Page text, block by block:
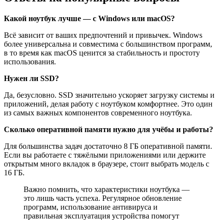
Какой ноутбук лучше — с Windows или macOS?
Всё зависит от ваших предпочтений и привычек. Windows
более универсальна и совместима с большинством программ,
в то время как macOS ценится за стабильность и простоту
использования.
Нужен ли SSD?
Да, безусловно. SSD значительно ускоряет загрузку системы и
приложений, делая работу с ноутбуком комфортнее. Это один
из самых важных компонентов современного ноутбука.
Сколько оперативной памяти нужно для учёбы и работы?
Для большинства задач достаточно 8 ГБ оперативной памяти.
Если вы работаете с тяжёлыми приложениями или держите
открытым много вкладок в браузере, стоит выбрать модель с
16 ГБ.
Важно помнить, что характеристики ноутбука —
это лишь часть успеха. Регулярное обновление
программ, использование антивируса и
правильная эксплуатация устройства помогут